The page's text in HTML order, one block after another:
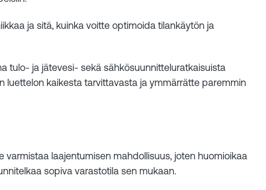
ja sitä, kuinka voitte optimoida tilankäytön ja
tulo- ja jätevesi- sekä sähkösuunnitteluratkaisuista
luettelon kaikesta tarvittavasta ja ymmärrätte paremmin
laajentumisen mahdollisuus, joten huomioikaa
sopiva varastotila sen mukaan.